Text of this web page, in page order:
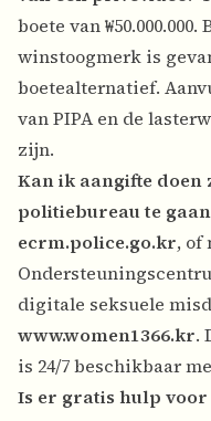
boete van
winstoogmerk is
boetealternatief.
van PIPA en de
zijn.
Kan ik aangifte doen
politiebureau te
ecrm.police.go.kr, of
digitale seksuele
www.women1366.kr.
is 24/7 beschikbaar
Is er gratis hulp voor